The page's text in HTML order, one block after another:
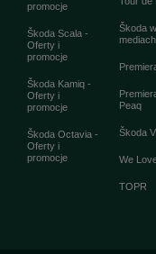
promocje
Škoda Scala -
Oferty i
promocje
Škoda Kamiq -
Oferty i
promocje
Škoda Octavia -
Oferty i
promocje
Škoda w
mediach
Peaq
Škoda
We
TOPR